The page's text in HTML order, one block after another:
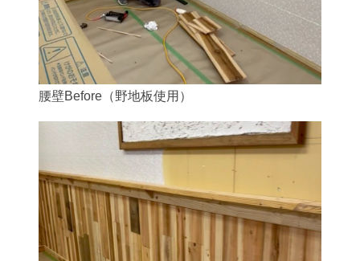
腰壁Before（野地板使用）